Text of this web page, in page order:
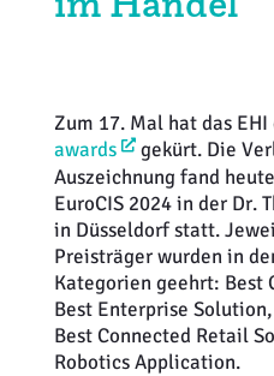
Zum 17. Mal hat das
awards
gekürt. Die
Auszeichnung fand
EuroCIS 2024 in der Dr.
in Düsseldorf statt.
Preisträger wurden in
Kategorien geehrt: Best
Best Enterprise
Best Connected Retail
Robotics Application.
Klima + Energie
Ladenplanung +
Logistik + Verpackung
Marketing